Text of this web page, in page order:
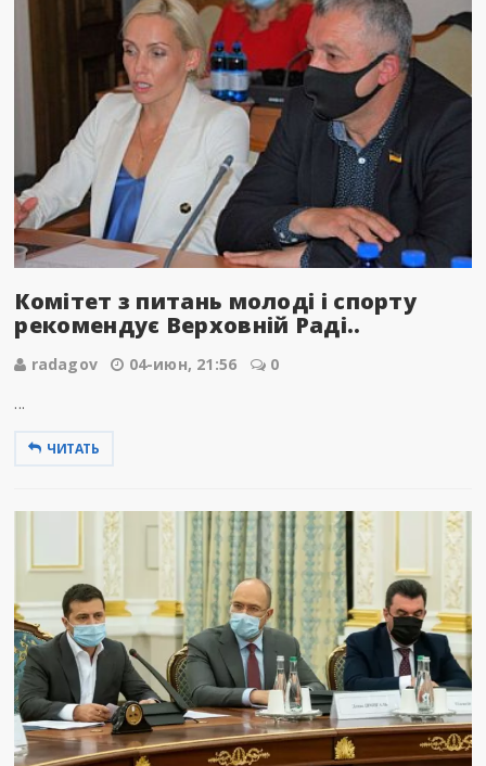
Комітет з питань молоді і спорту
рекомендує Верховній Раді..
radagov 04-июн, 21:56 0
...
ЧИТАТЬ